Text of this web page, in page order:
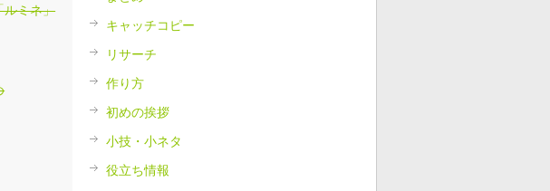
ルミネ」
キャッチコピー
リサーチ
作り方
初めの挨拶
小技・小ネタ
役立ち情報